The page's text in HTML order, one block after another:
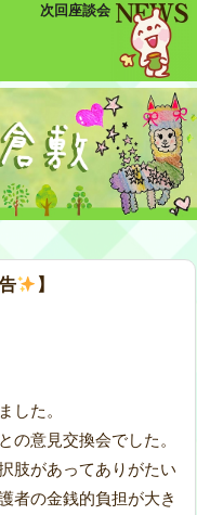
】
した。
意見交換会でした。
肢があってありがたい
者の金銭的負担が大き
次回座談会